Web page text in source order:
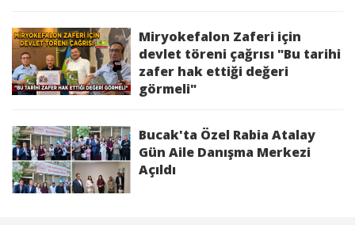
Miryokefalon Zaferi için
devlet töreni çağrısı "Bu tarihi
zafer hak ettiği değeri
görmeli"
Bucak'ta Özel Rabia Atalay
Gün Aile Danışma Merkezi
Açıldı